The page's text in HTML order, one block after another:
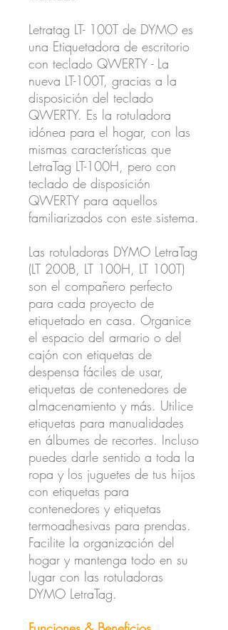
Letratag LT- 100T de DYMO es
una Etiquetadora de escritorio
con teclado QWERTY - La
nueva LT-100T, gracias a la
disposición del teclado
QWERTY. Es la rotuladora
idónea para el hogar, con las
mismas características que
LetraTag LT-100H, pero con
teclado de disposición
QWERTY para aquellos
familiarizados con este sistema.
Las rotuladoras DYMO LetraTag
(LT 200B, LT 100H, LT 100T)
son el compañero perfecto
para cada proyecto de
etiquetado en casa. Organice
el espacio del armario o del
cajón con etiquetas de
despensa fáciles de usar,
etiquetas de contenedores de
almacenamiento y más. Utilice
etiquetas para manualidades
en álbumes de recortes. Incluso
puedes darle sentido a toda la
ropa y los juguetes de tus hijos
con etiquetas para
contenedores y etiquetas
termoadhesivas para prendas.
Facilite la organización del
hogar y mantenga todo en su
lugar con las rotuladoras
DYMO LetraTag.